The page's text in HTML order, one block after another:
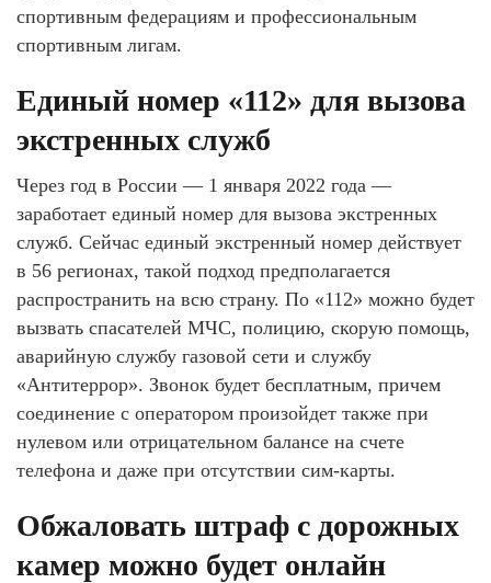
спортивным федерациям и профессиональным
спортивным лигам.
Единый номер «112» для вызова
экстренных служб
Через год в России — 1 января 2022 года —
заработает единый номер для вызова экстренных
служб. Сейчас единый экстренный номер действует
в 56 регионах, такой подход предполагается
распространить на всю страну. По «112» можно будет
вызвать спасателей МЧС, полицию, скорую помощь,
аварийную службу газовой сети и службу
«Антитеррор». Звонок будет бесплатным, причем
соединение с оператором произойдет также при
нулевом или отрицательном балансе на счете
телефона и даже при отсутствии сим-карты.
Обжаловать штраф с дорожных
камер можно будет онлайн